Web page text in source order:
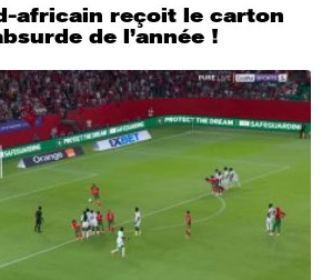
africain reçoit le carton
de l’année !